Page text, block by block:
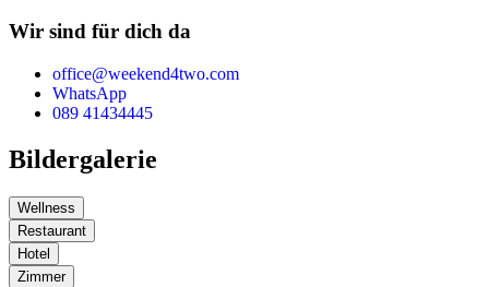
Wir sind für dich da
office@weekend4two.com
WhatsApp
089 41434445
Bildergalerie
Wellness
Restaurant
Hotel
Zimmer